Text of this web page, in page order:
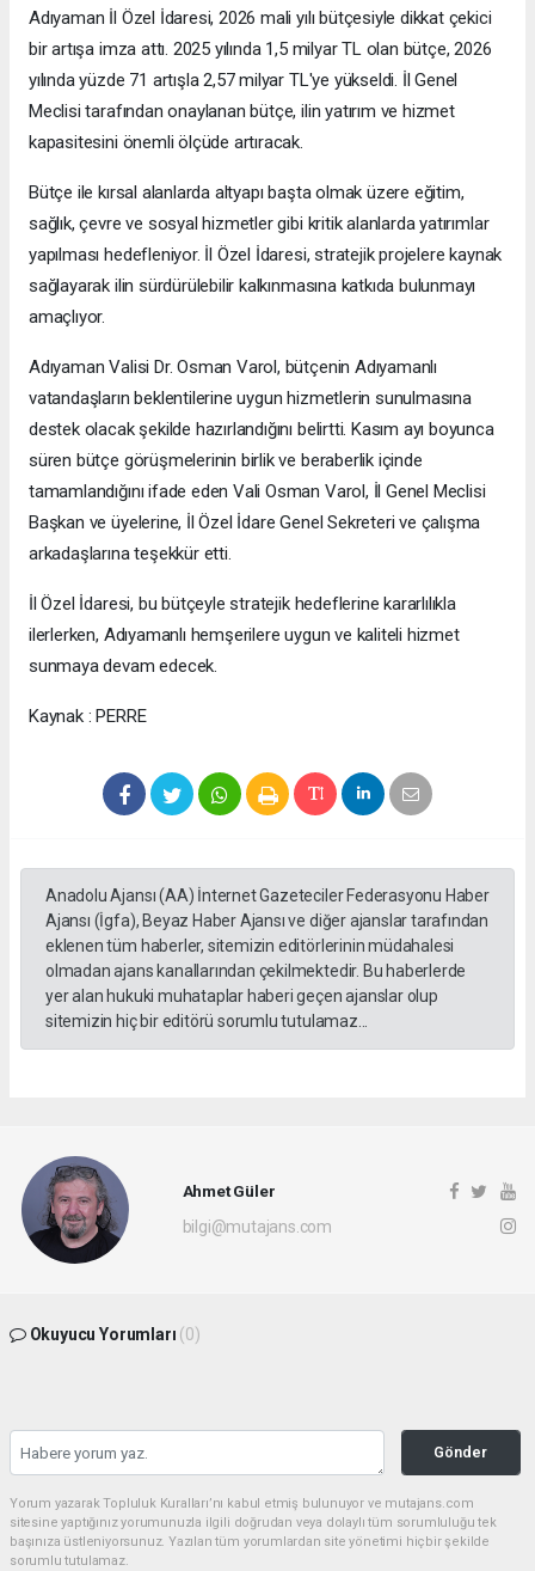
Adıyaman İl Özel İdaresi, 2026 mali yılı bütçesiyle dikkat çekici
bir artışa imza attı. 2025 yılında 1,5 milyar TL olan bütçe, 2026
yılında yüzde 71 artışla 2,57 milyar TL'ye yükseldi. İl Genel
Meclisi tarafından onaylanan bütçe, ilin yatırım ve hizmet
kapasitesini önemli ölçüde artıracak.
Bütçe ile kırsal alanlarda altyapı başta olmak üzere eğitim,
sağlık, çevre ve sosyal hizmetler gibi kritik alanlarda yatırımlar
yapılması hedefleniyor. İl Özel İdaresi, stratejik projelere kaynak
sağlayarak ilin sürdürülebilir kalkınmasına katkıda bulunmayı
amaçlıyor.
Adıyaman Valisi Dr. Osman Varol, bütçenin Adıyamanlı
vatandaşların beklentilerine uygun hizmetlerin sunulmasına
destek olacak şekilde hazırlandığını belirtti. Kasım ayı boyunca
süren bütçe görüşmelerinin birlik ve beraberlik içinde
tamamlandığını ifade eden Vali Osman Varol, İl Genel Meclisi
Başkan ve üyelerine, İl Özel İdare Genel Sekreteri ve çalışma
arkadaşlarına teşekkür etti.
İl Özel İdaresi, bu bütçeyle stratejik hedeflerine kararlılıkla
ilerlerken, Adıyamanlı hemşerilere uygun ve kaliteli hizmet
sunmaya devam edecek.
Kaynak : PERRE
Anadolu Ajansı (AA) İnternet Gazeteciler Federasyonu Haber
Ajansı (İgfa), Beyaz Haber Ajansı ve diğer ajanslar tarafından
eklenen tüm haberler, sitemizin editörlerinin müdahalesi
olmadan ajans kanallarından çekilmektedir. Bu haberlerde
yer alan hukuki muhataplar haberi geçen ajanslar olup
sitemizin hiç bir editörü sorumlu tutulamaz...
Ahmet Güler
bilgi@mutajans.com
Okuyucu Yorumları (0)
Gönder
Yorum yazarak Topluluk Kuralları’nı kabul etmiş bulunuyor ve mutajans.com
sitesine yaptığınız yorumunuzla ilgili doğrudan veya dolaylı tüm sorumluluğu tek
başınıza üstleniyorsunuz. Yazılan tüm yorumlardan site yönetimi hiçbir şekilde
sorumlu tutulamaz.